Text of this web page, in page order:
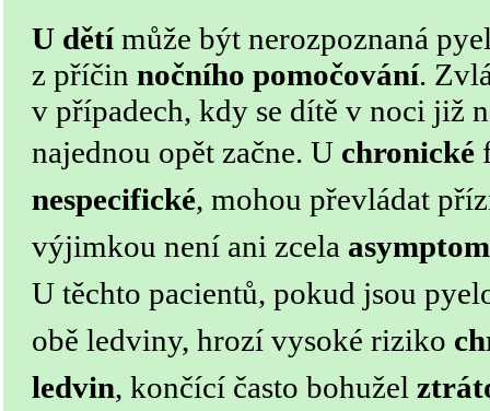
U dětímůže být nerozpoznaná
z příčin nočního pomočování.
v případech, kdy se dítě v noci již
najednou opět začne. U chronické
nespecifické, mohou převládat
výjimkou není ani zcela
U těchto pacientů, pokud jsou
obě ledviny, hrozí vysoké riziko
ledvin, končící často bohužel